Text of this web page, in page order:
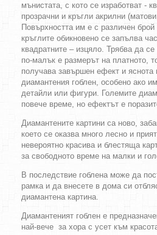
мънистата, с кото се изработват -
прозрачни и кръгли акрилни
Повърхността им е с различен
кръглите обикновено се запълва
квадратните – изцяло. Трябва да
по-малък е размерът на платното,
получава завършен ефект и яснота
диамантения гоблен, особено ако
детайли или фигури. Големите
повече време, но ефектът е
Диамантените картини са ново,
което се оказва много лесно и
невероятно красива и блестяща
за свободното време на малки и
В последствие гоблена може да
рамка и да внесете в дома си
диамантена картина.
Диамантеният гоблен е
най-вече за хора с усет към